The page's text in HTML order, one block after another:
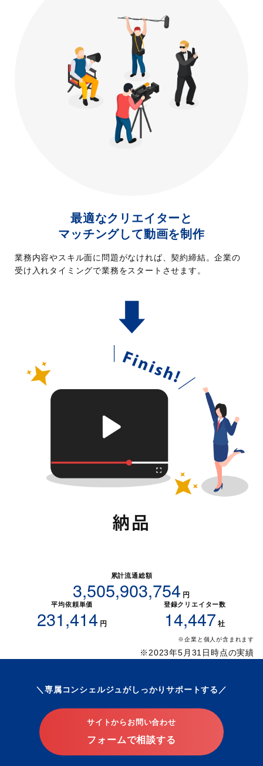
最適なクリエイターと
マッチングして動画を制作
業務内容やスキル面に問題がなければ、契約締結。企業の
受け入れタイミングで業務をスタートさせます。
累計流通総額
3,505,903,754 円
平均依頼単価
231,414 円
登録クリエイター数
14,447 社
※企業と個人が含まれます
※2023年5月31日時点の実績
専属コンシェルジュがしっかりサポートする
サイトからお問い合わせ
フォームで相談する